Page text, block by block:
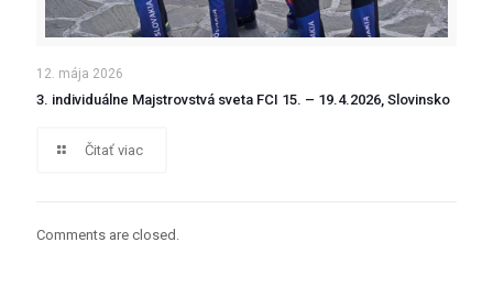
12. mája 2026
3. individuálne Majstrovstvá sveta FCI 15. – 19.4.2026, Slovinsko
Čitať viac
Comments are closed.